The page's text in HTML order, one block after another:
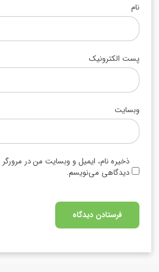
نام
پست الکترونیک
وبسایت
ذخیره نام، ایمیل و وبسایت من در مرورگر
دیدگاهی می‌نویسم.